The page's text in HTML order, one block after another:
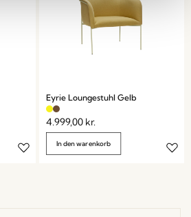
Eyrie Loungestuhl Gelb
4.999,00 kr.
In den warenkorb